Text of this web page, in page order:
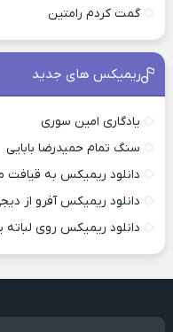
گمت کردم رامتین
ریمیکس های جدید
یادگاری امین سوری
سنگ تمام حمیدرضا بابایی
دانلود ریمیکس به قیافت
دانلود ریمیکس آفرو از
دانلود ریمیکس روی لباته